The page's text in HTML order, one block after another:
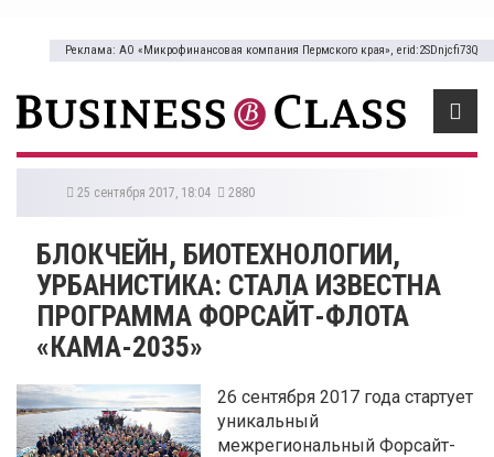
Реклама: АО «Микрофинансовая компания Пермского края», erid:2SDnjcfi73Q
25 сентября 2017, 18:04 2880
​БЛОКЧЕЙН, БИОТЕХНОЛОГИИ,
УРБАНИСТИКА: СТАЛА ИЗВЕСТНА
ПРОГРАММА ФОРСАЙТ-ФЛОТА
«КАМА-2035»
26 сентября 2017 года стартует
уникальный
межрегиональный Форсайт-